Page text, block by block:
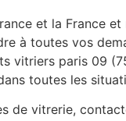
et la France et
à toutes vos
vitriers paris 09
toutes les
de vitrerie,